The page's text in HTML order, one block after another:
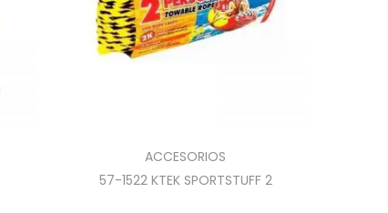
ACCESORIOS
57-1522 KTEK SPORTSTUFF 2